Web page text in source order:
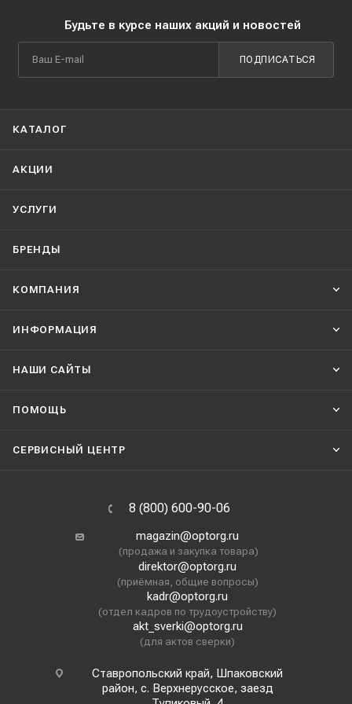
Будьте в курсе наших акций и новостей
ПОДПИСАТЬСЯ
КАТАЛОГ
АКЦИИ
УСЛУГИ
БРЕНДЫ
КОМПАНИЯ
ИНФОРМАЦИЯ
НАШИ CАЙТЫ
ПОМОЩЬ
СЕРВИСНЫЙ ЦЕНТР
8 (800) 600-90-06
magazin@optorg.ru
(продажа и закупка товара)
direktor@optorg.ru
(приёмная, общие вопросы)
kadr@optorg.ru
(отдел кадров по трудоустройству)
akt_sverki@optorg.ru
(для актов сверки)
Ставропольский край, Шпаковский
район, с. Верхнерусское, заезд